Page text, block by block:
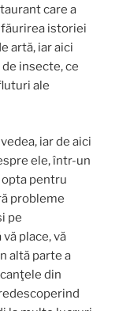
care a
istoriei
artă, iar aici
insecte, ce
ale
iar de aici
ele, într-un
pentru
probleme
pe
place, vă
altă parte a
din